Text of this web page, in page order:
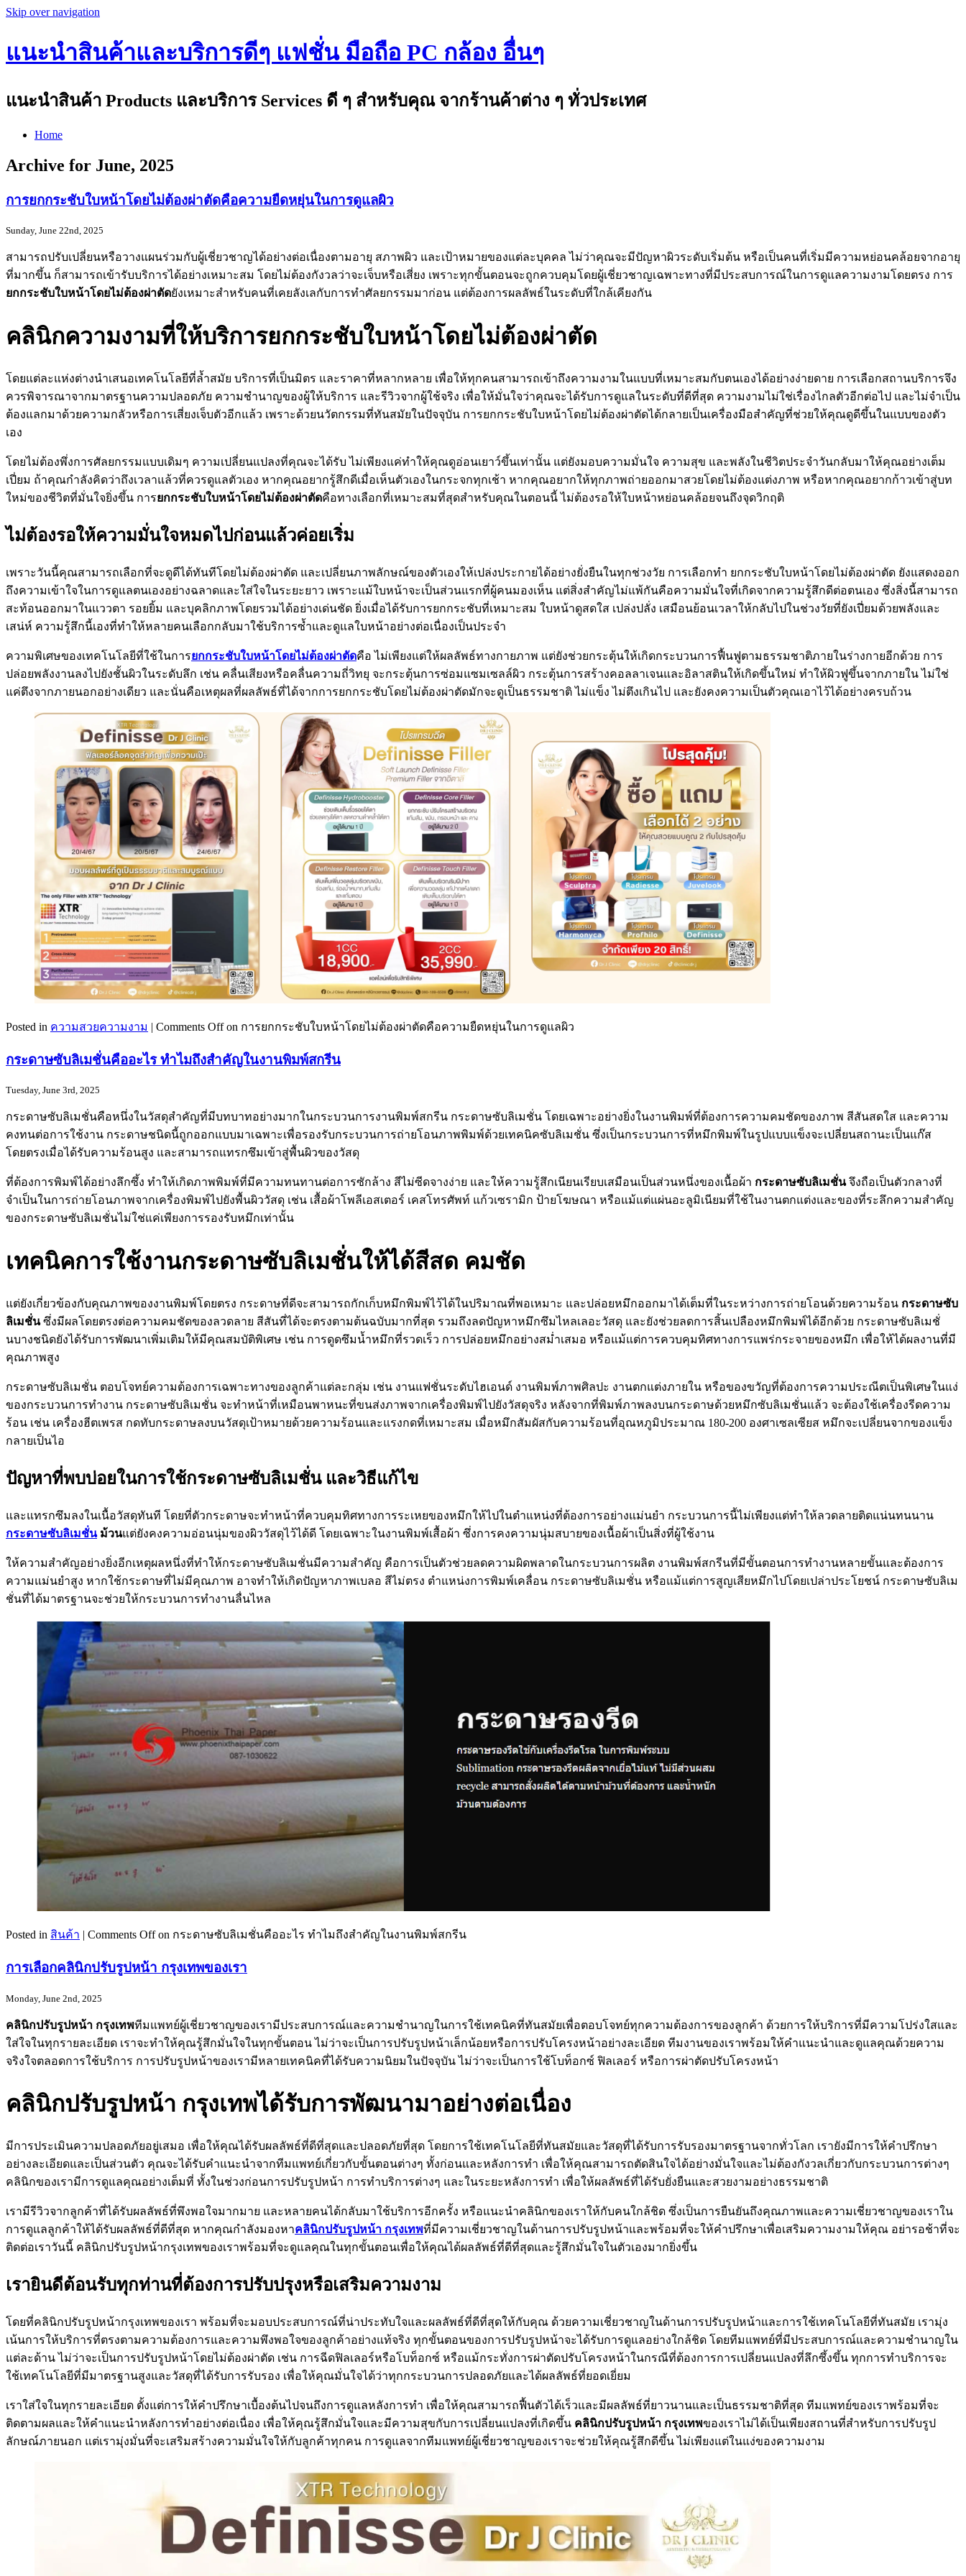
Skip over navigation
แนะนำสินค้าและบริการดีๆ แฟชั่น มือถือ PC กล้อง อื่นๆ
แนะนำสินค้า Products และบริการ Services ดี ๆ สำหรับคุณ จากร้านค้าต่าง ๆ ทั่วประเทศ
Home
Archive for June, 2025
การยกกระชับใบหน้าโดยไม่ต้องผ่าตัดคือความยืดหยุ่นในการดูแลผิว
Sunday, June 22nd, 2025
สามารถปรับเปลี่ยนหรือวางแผนร่วมกับผู้เชี่ยวชาญได้อย่างต่อเนื่องตามอายุ สภาพผิว และเป้าหมายของแต่ละบุคคล ไม่ว่าคุณจะมีปัญหาผิวระดับเริ่มต้น หรือเป็นคนที่เริ่มมีความหย่อนคล้อยจากอายุ
ที่มากขึ้น ก็สามารถเข้ารับบริการได้อย่างเหมาะสม โดยไม่ต้องกังวลว่าจะเจ็บหรือเสี่ยง เพราะทุกขั้นตอนจะถูกควบคุมโดยผู้เชี่ยวชาญเฉพาะทางที่มีประสบการณ์ในการดูแลความงามโดยตรง การ
ยกกระชับใบหน้าโดยไม่ต้องผ่าตัดยังเหมาะสำหรับคนที่เคยลังเลกับการทำศัลยกรรมมาก่อน แต่ต้องการผลลัพธ์ในระดับที่ใกล้เคียงกัน
คลินิกความงามที่ให้บริการยกกระชับใบหน้าโดยไม่ต้องผ่าตัด
โดยแต่ละแห่งต่างนำเสนอเทคโนโลยีที่ล้ำสมัย บริการที่เป็นมิตร และราคาที่หลากหลาย เพื่อให้ทุกคนสามารถเข้าถึงความงามในแบบที่เหมาะสมกับตนเองได้อย่างง่ายดาย การเลือกสถานบริการจึง
ควรพิจารณาจากมาตรฐานความปลอดภัย ความชำนาญของผู้ให้บริการ และรีวิวจากผู้ใช้จริง เพื่อให้มั่นใจว่าคุณจะได้รับการดูแลในระดับที่ดีที่สุด ความงามไม่ใช่เรื่องไกลตัวอีกต่อไป และไม่จำเป็น
ต้องแลกมาด้วยความกลัวหรือการเสี่ยงเจ็บตัวอีกแล้ว เพราะด้วยนวัตกรรมที่ทันสมัยในปัจจุบัน การยกกระชับใบหน้าโดยไม่ต้องผ่าตัดได้กลายเป็นเครื่องมือสำคัญที่ช่วยให้คุณดูดีขึ้นในแบบของตัว
เอง
โดยไม่ต้องพึ่งการศัลยกรรมแบบเดิมๆ ความเปลี่ยนแปลงที่คุณจะได้รับ ไม่เพียงแค่ทำให้คุณดูอ่อนเยาว์ขึ้นเท่านั้น แต่ยังมอบความมั่นใจ ความสุข และพลังในชีวิตประจำวันกลับมาให้คุณอย่างเต็ม
เปี่ยม ถ้าคุณกำลังคิดว่าถึงเวลาแล้วที่ควรดูแลตัวเอง หากคุณอยากรู้สึกดีเมื่อเห็นตัวเองในกระจกทุกเช้า หากคุณอยากให้ทุกภาพถ่ายออกมาสวยโดยไม่ต้องแต่งภาพ หรือหากคุณอยากก้าวเข้าสู่บท
ใหม่ของชีวิตที่มั่นใจยิ่งขึ้น การยกกระชับใบหน้าโดยไม่ต้องผ่าตัดคือทางเลือกที่เหมาะสมที่สุดสำหรับคุณในตอนนี้ ไม่ต้องรอให้ใบหน้าหย่อนคล้อยจนถึงจุดวิกฤติ
ไม่ต้องรอให้ความมั่นใจหมดไปก่อนแล้วค่อยเริ่ม
เพราะวันนี้คุณสามารถเลือกที่จะดูดีได้ทันทีโดยไม่ต้องผ่าตัด และเปลี่ยนภาพลักษณ์ของตัวเองให้เปล่งประกายได้อย่างยั่งยืนในทุกช่วงวัย การเลือกทำ ยกกระชับใบหน้าโดยไม่ต้องผ่าตัด ยังแสดงออก
ถึงความเข้าใจในการดูแลตนเองอย่างฉลาดและใส่ใจในระยะยาว เพราะแม้ใบหน้าจะเป็นส่วนแรกที่ผู้คนมองเห็น แต่สิ่งสำคัญไม่แพ้กันคือความมั่นใจที่เกิดจากความรู้สึกดีต่อตนเอง ซึ่งสิ่งนี้สามารถ
สะท้อนออกมาในแววตา รอยยิ้ม และบุคลิกภาพโดยรวมได้อย่างเด่นชัด ยิ่งเมื่อได้รับการยกกระชับที่เหมาะสม ใบหน้าดูสดใส เปล่งปลั่ง เสมือนย้อนเวลาให้กลับไปในช่วงวัยที่ยังเปี่ยมด้วยพลังและ
เสน่ห์ ความรู้สึกนี้เองที่ทำให้หลายคนเลือกกลับมาใช้บริการซ้ำและดูแลใบหน้าอย่างต่อเนื่องเป็นประจำ
ความพิเศษของเทคโนโลยีที่ใช้ในการยกกระชับใบหน้าโดยไม่ต้องผ่าตัดคือ ไม่เพียงแต่ให้ผลลัพธ์ทางกายภาพ แต่ยังช่วยกระตุ้นให้เกิดกระบวนการฟื้นฟูตามธรรมชาติภายในร่างกายอีกด้วย การ
ปล่อยพลังงานลงไปยังชั้นผิวในระดับลึก เช่น คลื่นเสียงหรือคลื่นความถี่วิทยุ จะกระตุ้นการซ่อมแซมเซลล์ผิว กระตุ้นการสร้างคอลลาเจนและอิลาสตินให้เกิดขึ้นใหม่ ทำให้ผิวฟูขึ้นจากภายใน ไม่ใช่
แค่ตึงจากภายนอกอย่างเดียว และนั่นคือเหตุผลที่ผลลัพธ์ที่ได้จากการยกกระชับโดยไม่ต้องผ่าตัดมักจะดูเป็นธรรมชาติ ไม่แข็ง ไม่ตึงเกินไป และยังคงความเป็นตัวคุณเอาไว้ได้อย่างครบถ้วน
Posted in ความสวยความงาม | Comments Offon การยกกระชับใบหน้าโดยไม่ต้องผ่าตัดคือความยืดหยุ่นในการดูแลผิว
กระดาษซับลิเมชั่นคืออะไร ทำไมถึงสำคัญในงานพิมพ์สกรีน
Tuesday, June 3rd, 2025
กระดาษซับลิเมชั่นคือหนึ่งในวัสดุสำคัญที่มีบทบาทอย่างมากในกระบวนการงานพิมพ์สกรีน กระดาษซับลิเมชั่น โดยเฉพาะอย่างยิ่งในงานพิมพ์ที่ต้องการความคมชัดของภาพ สีสันสดใส และความ
คงทนต่อการใช้งาน กระดาษชนิดนี้ถูกออกแบบมาเฉพาะเพื่อรองรับกระบวนการถ่ายโอนภาพพิมพ์ด้วยเทคนิคซับลิเมชั่น ซึ่งเป็นกระบวนการที่หมึกพิมพ์ในรูปแบบแข็งจะเปลี่ยนสถานะเป็นแก๊ส
โดยตรงเมื่อได้รับความร้อนสูง และสามารถแทรกซึมเข้าสู่พื้นผิวของวัสดุ
ที่ต้องการพิมพ์ได้อย่างลึกซึ้ง ทำให้เกิดภาพพิมพ์ที่มีความทนทานต่อการซักล้าง สีไม่ซีดจางง่าย และให้ความรู้สึกเนียนเรียบเสมือนเป็นส่วนหนึ่งของเนื้อผ้า กระดาษซับลิเมชั่นจึงถือเป็นตัวกลางที่
จำเป็นในการถ่ายโอนภาพจากเครื่องพิมพ์ไปยังพื้นผิววัสดุ เช่น เสื้อผ้าโพลีเอสเตอร์ เคสโทรศัพท์ แก้วเซรามิก ป้ายโฆษณา หรือแม้แต่แผ่นอะลูมิเนียมที่ใช้ในงานตกแต่งและของที่ระลึกความสำคัญ
ของกระดาษซับลิเมชั่นไม่ใช่แค่เพียงการรองรับหมึกเท่านั้น
เทคนิคการใช้งานกระดาษซับลิเมชั่นให้ได้สีสด คมชัด
แต่ยังเกี่ยวข้องกับคุณภาพของงานพิมพ์โดยตรง กระดาษที่ดีจะสามารถกักเก็บหมึกพิมพ์ไว้ได้ในปริมาณที่พอเหมาะ และปล่อยหมึกออกมาได้เต็มที่ในระหว่างการถ่ายโอนด้วยความร้อน กระดาษซับ
ลิเมชั่นซึ่งมีผลโดยตรงต่อความคมชัดของลวดลาย สีสันที่ได้จะตรงตามต้นฉบับมากที่สุด รวมถึงลดปัญหาหมึกซึมไหลเลอะวัสดุ และยังช่วยลดการสิ้นเปลืองหมึกพิมพ์ได้อีกด้วย กระดาษซับลิเมชั่
นบางชนิดยังได้รับการพัฒนาเพิ่มเติมให้มีคุณสมบัติพิเศษ เช่น การดูดซึมน้ำหมึกที่รวดเร็ว การปล่อยหมึกอย่างสม่ำเสมอ หรือแม้แต่การควบคุมทิศทางการแพร่กระจายของหมึก เพื่อให้ได้ผลงานที่มี
คุณภาพสูง
กระดาษซับลิเมชั่น ตอบโจทย์ความต้องการเฉพาะทางของลูกค้าแต่ละกลุ่ม เช่น งานแฟชั่นระดับไฮเอนด์ งานพิมพ์ภาพศิลปะ งานตกแต่งภายใน หรือของขวัญที่ต้องการความประณีตเป็นพิเศษในแง่
ของกระบวนการทำงาน กระดาษซับลิเมชั่น จะทำหน้าที่เหมือนพาหนะที่ขนส่งภาพจากเครื่องพิมพ์ไปยังวัสดุจริง หลังจากที่พิมพ์ภาพลงบนกระดาษด้วยหมึกซับลิเมชั่นแล้ว จะต้องใช้เครื่องรีดความ
ร้อน เช่น เครื่องฮีตเพรส กดทับกระดาษลงบนวัสดุเป้าหมายด้วยความร้อนและแรงกดที่เหมาะสม เมื่อหมึกสัมผัสกับความร้อนที่อุณหภูมิประมาณ 180-200 องศาเซลเซียส หมึกจะเปลี่ยนจากของแข็ง
กลายเป็นไอ
ปัญหาที่พบบ่อยในการใช้กระดาษซับลิเมชั่น และวิธีแก้ไข
และแทรกซึมลงในเนื้อวัสดุทันที โดยที่ตัวกระดาษจะทำหน้าที่ควบคุมทิศทางการระเหยของหมึกให้ไปในตำแหน่งที่ต้องการอย่างแม่นยำ กระบวนการนี้ไม่เพียงแต่ทำให้ลวดลายติดแน่นทนนาน
กระดาษซับลิเมชั่นม้วนแต่ยังคงความอ่อนนุ่มของผิววัสดุไว้ได้ดี โดยเฉพาะในงานพิมพ์เสื้อผ้า ซึ่งการคงความนุ่มสบายของเนื้อผ้าเป็นสิ่งที่ผู้ใช้งาน
ให้ความสำคัญอย่างยิ่งอีกเหตุผลหนึ่งที่ทำให้กระดาษซับลิเมชั่นมีความสำคัญ คือการเป็นตัวช่วยลดความผิดพลาดในกระบวนการผลิต งานพิมพ์สกรีนที่มีขั้นตอนการทำงานหลายขั้นและต้องการ
ความแม่นยำสูง หากใช้กระดาษที่ไม่มีคุณภาพ อาจทำให้เกิดปัญหาภาพเบลอ สีไม่ตรง ตำแหน่งการพิมพ์เคลื่อน กระดาษซับลิเมชั่น หรือแม้แต่การสูญเสียหมึกไปโดยเปล่าประโยชน์ กระดาษซับลิเม
ชั่นที่ได้มาตรฐานจะช่วยให้กระบวนการทำงานลื่นไหล
Posted in สินค้า | Comments Offon กระดาษซับลิเมชั่นคืออะไร ทำไมถึงสำคัญในงานพิมพ์สกรีน
การเลือกคลินิกปรับรูปหน้า กรุงเทพของเรา
Monday, June 2nd, 2025
คลินิกปรับรูปหน้า กรุงเทพทีมแพทย์ผู้เชี่ยวชาญของเรามีประสบการณ์และความชำนาญในการใช้เทคนิคที่ทันสมัยเพื่อตอบโจทย์ทุกความต้องการของลูกค้า ด้วยการให้บริการที่มีความโปร่งใสและ
ใส่ใจในทุกรายละเอียด เราจะทำให้คุณรู้สึกมั่นใจในทุกขั้นตอน ไม่ว่าจะเป็นการปรับรูปหน้าเล็กน้อยหรือการปรับโครงหน้าอย่างละเอียด ทีมงานของเราพร้อมให้คำแนะนำและดูแลคุณด้วยความ
จริงใจตลอดการใช้บริการ การปรับรูปหน้าของเรามีหลายเทคนิคที่ได้รับความนิยมในปัจจุบัน ไม่ว่าจะเป็นการใช้โบท็อกซ์ ฟิลเลอร์ หรือการผ่าตัดปรับโครงหน้า
คลินิกปรับรูปหน้า กรุงเทพได้รับการพัฒนามาอย่างต่อเนื่อง
มีการประเมินความปลอดภัยอยู่เสมอ เพื่อให้คุณได้รับผลลัพธ์ที่ดีที่สุดและปลอดภัยที่สุด โดยการใช้เทคโนโลยีที่ทันสมัยและวัสดุที่ได้รับการรับรองมาตรฐานจากทั่วโลก เรายังมีการให้คำปรึกษา
อย่างละเอียดและเป็นส่วนตัว คุณจะได้รับคำแนะนำจากทีมแพทย์เกี่ยวกับขั้นตอนต่างๆ ทั้งก่อนและหลังการทำ เพื่อให้คุณสามารถตัดสินใจได้อย่างมั่นใจและไม่ต้องกังวลเกี่ยวกับกระบวนการต่างๆ
คลินิกของเรามีการดูแลคุณอย่างเต็มที่ ทั้งในช่วงก่อนการปรับรูปหน้า การทำบริการต่างๆ และในระยะหลังการทำ เพื่อให้ผลลัพธ์ที่ได้รับยั่งยืนและสวยงามอย่างธรรมชาติ
เรามีรีวิวจากลูกค้าที่ได้รับผลลัพธ์ที่พึงพอใจมากมาย และหลายคนได้กลับมาใช้บริการอีกครั้ง หรือแนะนำคลินิกของเราให้กับคนใกล้ชิด ซึ่งเป็นการยืนยันถึงคุณภาพและความเชี่ยวชาญของเราใน
การดูแลลูกค้าให้ได้รับผลลัพธ์ที่ดีที่สุด หากคุณกำลังมองหาคลินิกปรับรูปหน้า กรุงเทพที่มีความเชี่ยวชาญในด้านการปรับรูปหน้าและพร้อมที่จะให้คำปรึกษาเพื่อเสริมความงามให้คุณ อย่ารอช้าที่จะ
ติดต่อเราวันนี้ คลินิกปรับรูปหน้ากรุงเทพของเราพร้อมที่จะดูแลคุณในทุกขั้นตอนเพื่อให้คุณได้ผลลัพธ์ที่ดีที่สุดและรู้สึกมั่นใจในตัวเองมากยิ่งขึ้น
เรายินดีต้อนรับทุกท่านที่ต้องการปรับปรุงหรือเสริมความงาม
โดยที่คลินิกปรับรูปหน้ากรุงเทพของเรา พร้อมที่จะมอบประสบการณ์ที่น่าประทับใจและผลลัพธ์ที่ดีที่สุดให้กับคุณ ด้วยความเชี่ยวชาญในด้านการปรับรูปหน้าและการใช้เทคโนโลยีที่ทันสมัย เรามุ่ง
เน้นการให้บริการที่ตรงตามความต้องการและความพึงพอใจของลูกค้าอย่างแท้จริง ทุกขั้นตอนของการปรับรูปหน้าจะได้รับการดูแลอย่างใกล้ชิด โดยทีมแพทย์ที่มีประสบการณ์และความชำนาญใน
แต่ละด้าน ไม่ว่าจะเป็นการปรับรูปหน้าโดยไม่ต้องผ่าตัด เช่น การฉีดฟิลเลอร์หรือโบท็อกซ์ หรือแม้กระทั่งการผ่าตัดปรับโครงหน้าในกรณีที่ต้องการการเปลี่ยนแปลงที่ลึกซึ้งขึ้น ทุกการทำบริการจะ
ใช้เทคโนโลยีที่มีมาตรฐานสูงและวัสดุที่ได้รับการรับรอง เพื่อให้คุณมั่นใจได้ว่าทุกกระบวนการปลอดภัยและได้ผลลัพธ์ที่ยอดเยี่ยม
เราใส่ใจในทุกรายละเอียด ตั้งแต่การให้คำปรึกษาเบื้องต้นไปจนถึงการดูแลหลังการทำ เพื่อให้คุณสามารถฟื้นตัวได้เร็วและมีผลลัพธ์ที่ยาวนานและเป็นธรรมชาติที่สุด ทีมแพทย์ของเราพร้อมที่จะ
ติดตามผลและให้คำแนะนำหลังการทำอย่างต่อเนื่อง เพื่อให้คุณรู้สึกมั่นใจและมีความสุขกับการเปลี่ยนแปลงที่เกิดขึ้น คลินิกปรับรูปหน้า กรุงเทพของเราไม่ได้เป็นเพียงสถานที่สำหรับการปรับรูป
ลักษณ์ภายนอก แต่เรามุ่งมั่นที่จะเสริมสร้างความมั่นใจให้กับลูกค้าทุกคน การดูแลจากทีมแพทย์ผู้เชี่ยวชาญของเราจะช่วยให้คุณรู้สึกดีขึ้น ไม่เพียงแต่ในแง่ของความงาม